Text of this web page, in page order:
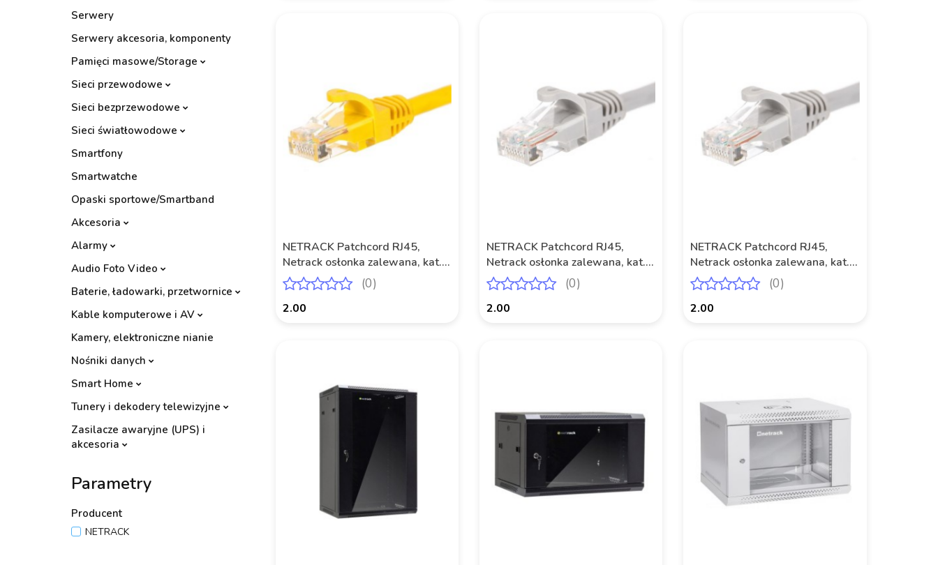
Serwery
Serwery akcesoria, komponenty
Pamięci masowe/Storage
Sieci przewodowe
Sieci bezprzewodowe
Sieci światłowodowe
Smartfony
Smartwatche
Opaski sportowe/Smartband
Akcesoria
Alarmy
Audio Foto Video
Baterie, ładowarki, przetwornice
Kable komputerowe i AV
Kamery, elektroniczne nianie
Nośniki danych
Smart Home
Tunery i dekodery telewizyjne
Zasilacze awaryjne (UPS) i
akcesoria
Parametry
Producent
NETRACK
NETRACK Patchcord RJ45,
Netrack osłonka zalewana, kat. 6
UTP, 0,25m żółty(0)
2.00
NETRACK Patchcord RJ45,
Netrack osłonka zalewana, kat. 6
UTP, 0,5m szary(0)
2.00
NETRACK Patchcord RJ45,
Netrack osłonka zalewana, kat. 6
UTP, 1m szary
(0)
2.00